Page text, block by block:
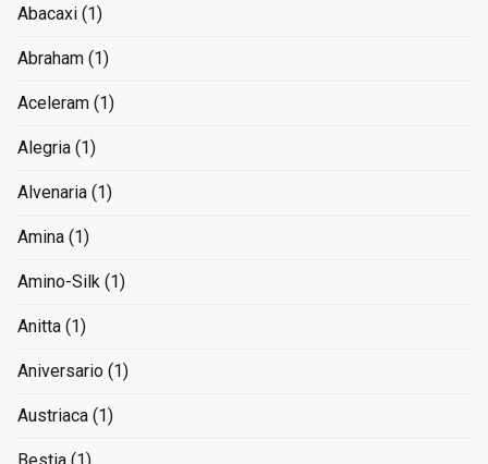
Abacaxi (1)
Abraham (1)
Aceleram (1)
Alegria (1)
Alvenaria (1)
Amina (1)
Amino-Silk (1)
Anitta (1)
Aniversario (1)
Austriaca (1)